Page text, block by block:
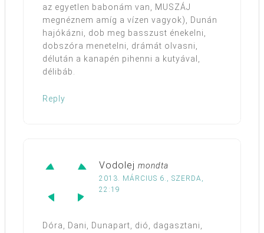
az egyetlen babonám van, MUSZÁJ
megnéznem amíg a vízen vagyok), Dunán
hajókázni, dob meg basszust énekelni,
dobszóra menetelni, drámát olvasni,
délután a kanapén pihenni a kutyával,
délibáb.
Reply
Vodolej mondta
2013. MÁRCIUS 6., SZERDA,
22:19
Dóra, Dani, Dunapart, dió, dagasztani,